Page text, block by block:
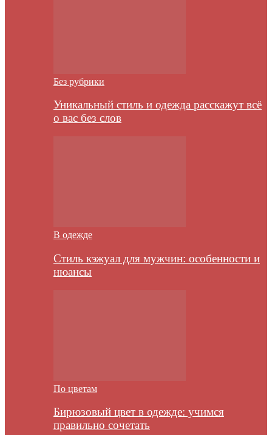
Без рубрики
Уникальный стиль и одежда расскажут всё
о вас без слов
В одежде
Стиль кэжуал для мужчин: особенности и
нюансы
По цветам
Бирюзовый цвет в одежде: учимся
правильно сочетать